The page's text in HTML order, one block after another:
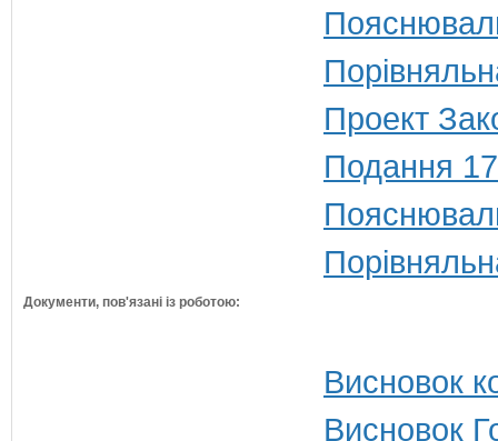
Проект
Подання
Документи, пов'язані із роботою:
Висновок
Висновок